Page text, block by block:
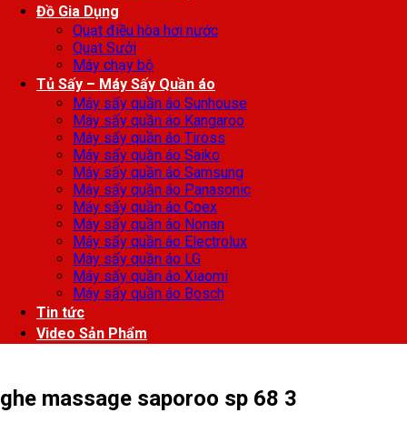
Đồ Gia Dụng
Quạt điều hòa hơi nước
Quạt Sưởi
Máy chạy bộ
Tủ Sấy – Máy Sấy Quần áo
Máy sấy quần áo Sunhouse
Máy sấy quần áo Kangaroo
Máy sấy quần áo Tiross
Máy sấy quần áo Saiko
Máy sấy quần áo Samsung
Máy sấy quần áo Panasonic
Máy sấy quần áo Coex
Máy sấy quần áo Nonan
Máy sấy quần áo Electrolux
Máy sấy quần áo LG
Máy sấy quần áo Xiaomi
Máy sấy quần áo Bosch
Tin tức
Video Sản Phẩm
ghe massage saporoo sp 68 3